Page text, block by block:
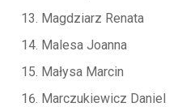
Magdziarz Renata
Malesa Joanna
Małysa Marcin
Marczukiewicz Daniel